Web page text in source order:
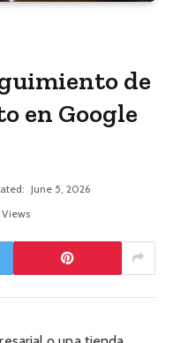
de
en Google
June 5, 2026
Views